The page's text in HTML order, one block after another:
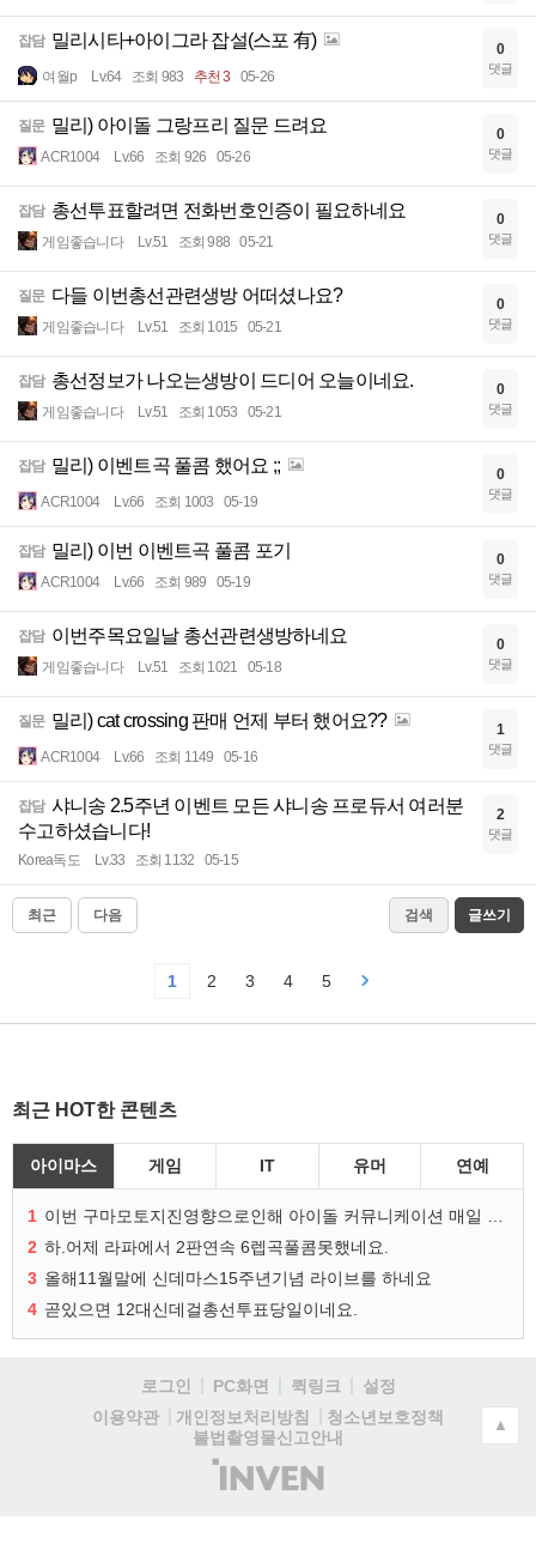
잡담 밀리시타+아이그라 잡설(스포 有)
여월p Lv.64 조회 983 추천 3 05-26
0
댓글
질문 밀리) 아이돌 그랑프리 질문 드려요
ACR1004 Lv.66 조회 926 05-26
0
댓글
잡담 총선투표할려면 전화번호인증이 필요하네요
게임좋습니다 Lv.51 조회 988 05-21
0
댓글
질문 다들 이번총선관련생방 어떠셨나요?
게임좋습니다 Lv.51 조회 1015 05-21
0
댓글
잡담 총선정보가 나오는생방이 드디어 오늘이네요.
게임좋습니다 Lv.51 조회 1053 05-21
0
댓글
잡담 밀리) 이벤트곡 풀콤 했어요 ;;
ACR1004 Lv.66 조회 1003 05-19
0
댓글
잡담 밀리) 이번 이벤트곡 풀콤 포기
ACR1004 Lv.66 조회 989 05-19
0
댓글
잡담 이번주목요일날 총선관련생방하네요
게임좋습니다 Lv.51 조회 1021 05-18
0
댓글
질문 밀리) cat crossing 판매 언제 부터 했어요??
ACR1004 Lv.66 조회 1149 05-16
1
댓글
잡담 샤니송 2.5주년 이벤트 모든 샤니송 프로듀서 여러분
수고하셨습니다!
Korea독도 Lv.33 조회 1132 05-15
2
댓글
최근 다음 검색 글쓰기
1 2 3 4 5
최근 HOT한 콘텐츠
아이마스 게임 IT 유머 연예
1
2 하.어제 라파에서 2판연속 6렙곡풀콤못했네요.
3 올해11월말에 신데마스15주년기념 라이브를 하네요
4 곧있으면 12대신데걸총선투표당일이네요.
로그인 PC화면 퀵링크
설정
이용약관
개인정보처리방침
청소년보호정책
불법촬영물신고안내
(주)
인
▲